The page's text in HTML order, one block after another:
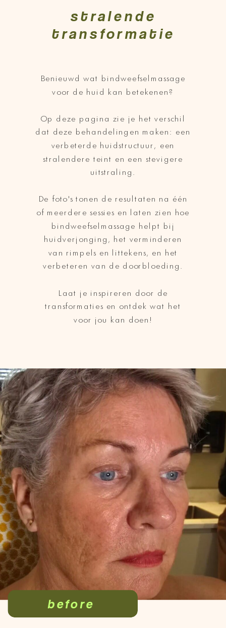
Benieuwd wat bindweefselmassage
voor de huid kan betekenen?
Op deze pagina zie je het verschil
dat deze behandelingen maken: een
verbeterde huidstructuur, een
stralendere teint en een stevigere
uitstraling.
De foto's tonen de resultaten na één
of meerdere sessies en laten zien hoe
bindweefselmassage helpt bij
huidverjonging, het verminderen
van rimpels en littekens, en het
verbeteren van de doorbloeding.
Laat je inspireren door de
transformaties en ontdek wat het
voor jou kan doen!
stralende
transformatie
before